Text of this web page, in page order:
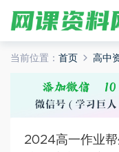
当前位置： 首页 高中
2024高一作业